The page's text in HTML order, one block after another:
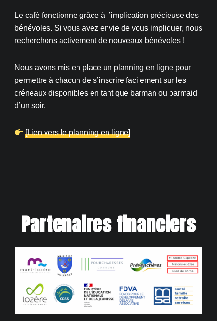
Le café fonctionne grâce à l’implication précieuse des
bénévoles. Si vous avez envie de vous impliquer, nous
recherchons activement de nouveaux bénévoles !
Nous avons mis en place un planning en ligne pour
permettre à chacun de s’inscrire facilement sur les
créneaux disponibles en tant que barman ou barmaid
d’un soir.
[Lien vers le planning en ligne]
Partenaires financiers